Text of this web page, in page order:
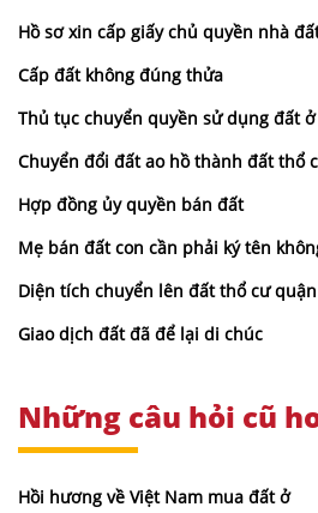
Hồ sơ xin cấp giấy chủ quyền nhà
Cấp đất không đúng thửa
Thủ tục chuyển quyền sử dụng đất
Chuyển đổi đất ao hồ thành đất thổ
Hợp đồng ủy quyền bán đất
Mẹ bán đất con cần phải ký tên
Diện tích chuyển lên đất thổ cư
Giao dịch đất đã để lại di chúc
Những câu hỏi cũ
Hồi hương về Việt Nam mua đất ở